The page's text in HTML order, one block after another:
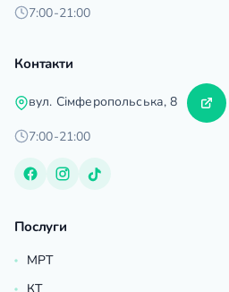
7:00-21:00
Контакти
вул. Сімферопольська, 8
7:00-21:00
Послуги
МРТ